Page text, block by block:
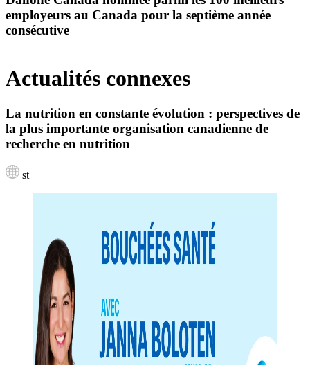
employeurs au Canada pour la septième année
consécutive
Actualités connexes
La nutrition en constante évolution : perspectives de
la plus importante organisation canadienne de
recherche en nutrition
st